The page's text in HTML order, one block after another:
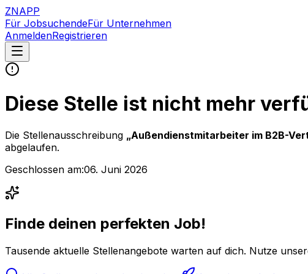
ZNAPP
Für JobsuchendeFür Unternehmen
AnmeldenRegistrieren
Diese Stelle ist nicht mehr
Die Stellenausschreibung „Außendienstmitarbeiter im B2B-
abgelaufen.
Geschlossen am:06. Juni 2026
Finde deinen perfekten Job!
Tausende aktuelle Stellenangebote warten auf dich. Nutze